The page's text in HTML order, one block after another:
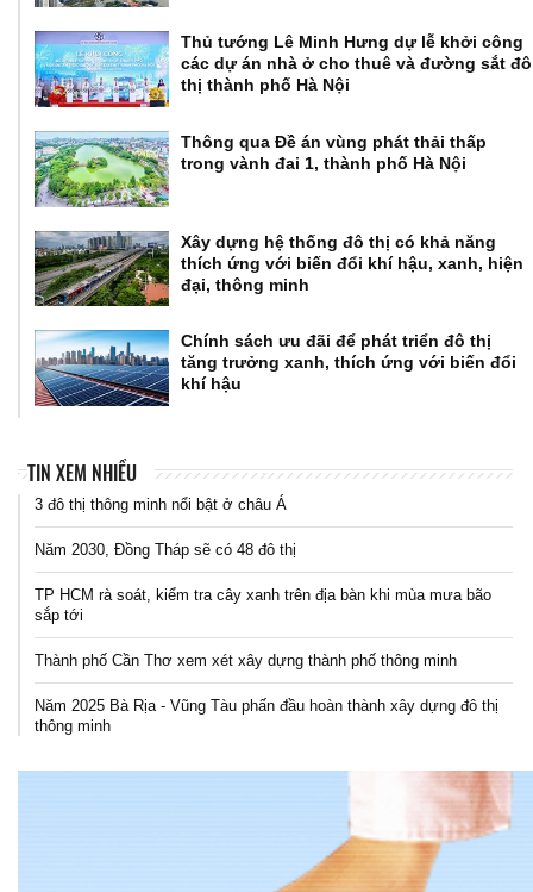
Thủ tướng Lê Minh Hưng dự lễ khởi công
các dự án nhà ở cho thuê và đường sắt đô
thị thành phố Hà Nội
Thông qua Đề án vùng phát thải thấp
trong vành đai 1, thành phố Hà Nội
Xây dựng hệ thống đô thị có khả năng
thích ứng với biến đổi khí hậu, xanh, hiện
đại, thông minh
Chính sách ưu đãi để phát triển đô thị
tăng trưởng xanh, thích ứng với biến đổi
khí hậu
TIN XEM NHIỀU
3 đô thị thông minh nổi bật ở châu Á
Năm 2030, Đồng Tháp sẽ có 48 đô thị
TP HCM rà soát, kiểm tra cây xanh trên địa bàn khi mùa mưa bão
sắp tới
Thành phố Cần Thơ xem xét xây dựng thành phố thông minh
Năm 2025 Bà Rịa - Vũng Tàu phấn đầu hoàn thành xây dựng đô thị
thông minh